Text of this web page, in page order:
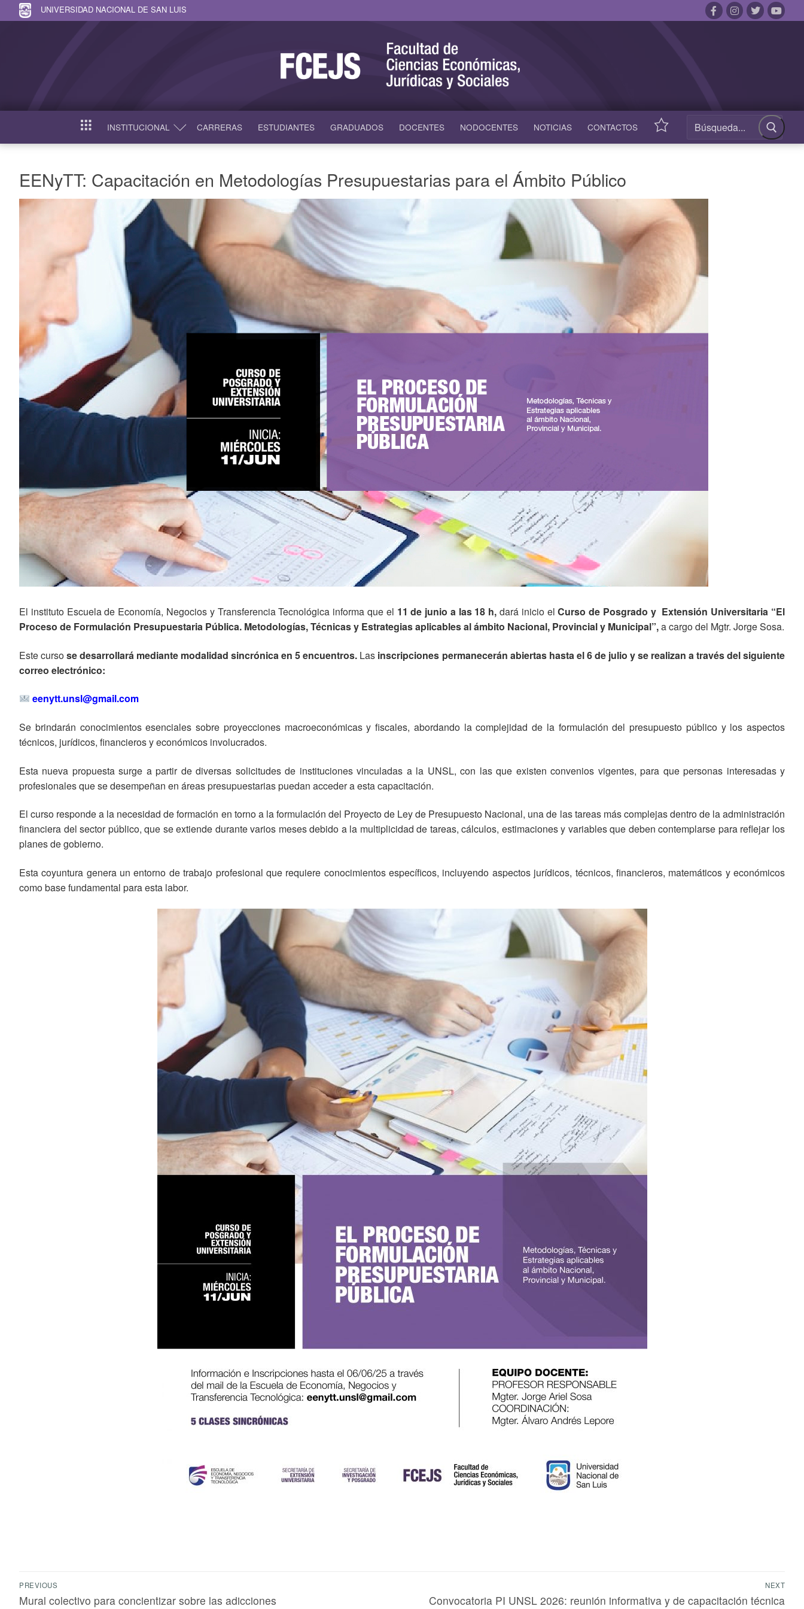
UNIVERSIDAD NACIONAL DE SAN LUIS
INICIO INSTITUCIONAL CARRERAS ESTUDIANTES GRADUADOS DOCENTES NODOCENTES NOTICIAS CONTACTOS ACCESOS
EENyTT: Capacitación en Metodologías Presupuestarias para el Ámbito Público
El instituto Escuela de Economía, Negocios y Transferencia Tecnológica informa que el 11 de junio a las 18 h,dará inicio elCurso de Posgrado y Extensión Universitaria “El
Proceso de Formulación Presupuestaria Pública. Metodologías, Técnicas y Estrategias aplicables al ámbito Nacional, Provincial y Municipal”,a cargo del Mgtr. Jorge Sosa.
Este cursose desarrollará mediante modalidad sincrónica en 5 encuentros. Las inscripciones permanecerán abiertas hasta el 6 de julio y se realizan a través del siguiente
correo electrónico:
eenytt.unsl@gmail.com
Se brindarán conocimientos esenciales sobre proyecciones macroeconómicas y fiscales, abordando la complejidad de la formulación del presupuesto público y los aspectos
técnicos, jurídicos, financieros y económicos involucrados.
Esta nueva propuesta surge a partir de diversas solicitudes de instituciones vinculadas a la UNSL, con las que existen convenios vigentes, para que personas interesadas y
profesionales que se desempeñan en áreas presupuestarias puedan acceder a esta capacitación.
El curso responde a la necesidad de formación en torno a la formulación del Proyecto de Ley de Presupuesto Nacional, una de las tareas más complejas dentro de la administración
financiera del sector público, que se extiende durante varios meses debido a la multiplicidad de tareas, cálculos, estimaciones y variables que deben contemplarse para reflejar los
planes de gobierno.
Esta coyuntura genera un entorno de trabajo profesional que requiere conocimientos específicos, incluyendo aspectos jurídicos, técnicos, financieros, matemáticos y económicos
como base fundamental para esta labor.
PREVIOUS
Mural colectivo para concientizar sobre las adicciones
NEXT
Convocatoria PI UNSL 2026: reunión informativa y de capacitación técnica